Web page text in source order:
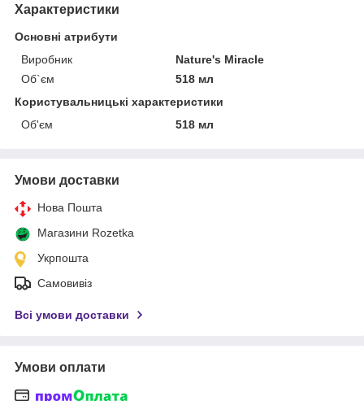
Характеристики
Основні атрибути
Виробник
Nature's Miracle
Об`єм
518 мл
Користувальницькі характеристики
Об'єм
518 мл
Умови доставки
Нова Пошта
Магазини Rozetka
Укрпошта
Самовивіз
Всі умови доставки
Умови оплати